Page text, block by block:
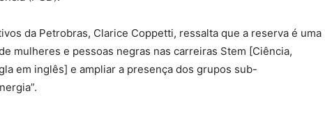
da Petrobras, Clarice Coppetti, ressalta que a reserva é uma
mulheres e pessoas negras nas carreiras Stem [Ciência,
em inglês] e ampliar a presença dos grupos sub-